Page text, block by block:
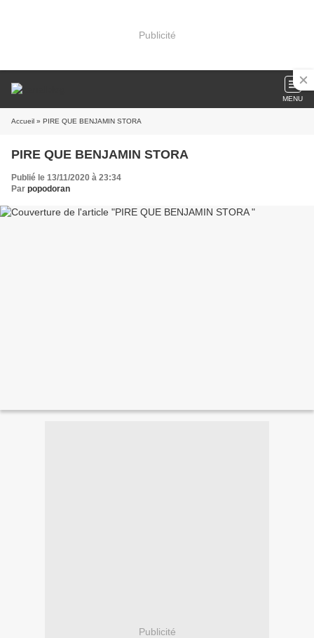
Publicité
MENU
Accueil » PIRE QUE BENJAMIN STORA
PIRE QUE BENJAMIN STORA
Publié le 13/11/2020 à 23:34
Par popodoran
Publicité